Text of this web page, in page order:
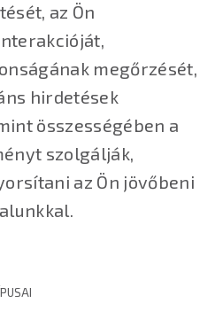
az Ön
megőrzését,
hirdetések
összességében a
szolgálják,
az Ön jövőbeni